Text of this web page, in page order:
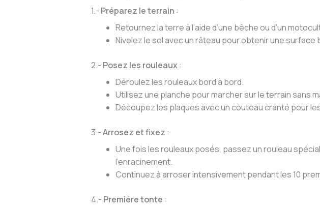
1.- Préparez le terrain :
Retournez la terre à l’aide d’une bêche ou d’un
Nivelez le sol avec un râteau pour obtenir une surface
2.- Posez les rouleaux:
Déroulez les rouleaux bord à bord.
Utilisez une planche pour marcher sur le terrain sans
Découpez les plaques avec un couteau cranté pour
3.-Arrosez et fixez :
Une fois les rouleaux posés, passez un rouleau
l’enracinement.
Continuez à arroser intensivement pendant les 10
4.- Première tonte :